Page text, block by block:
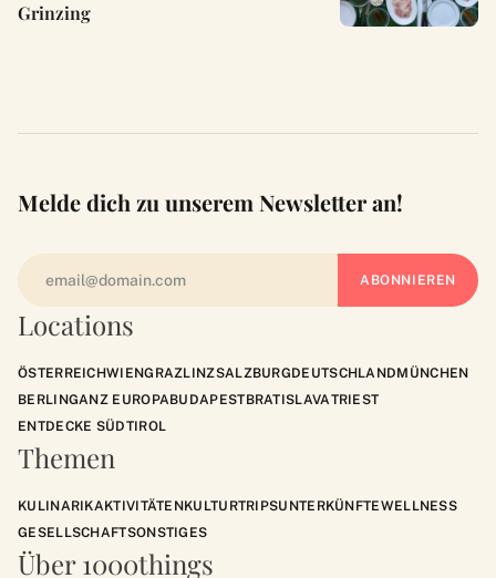
Grinzing
Locations
ÖSTERREICHWIENGRAZLINZSALZBURGDEUTSCHLANDMÜNCHEN
BERLINGANZ EUROPABUDAPESTBRATISLAVATRIEST
ENTDECKE SÜDTIROL
Themen
KULINARIKAKTIVITÄTENKULTURTRIPSUNTERKÜNFTEWELLNESS
GESELLSCHAFTSONSTIGES
Über 1000things
Melde dich zu unserem Newsletter an!